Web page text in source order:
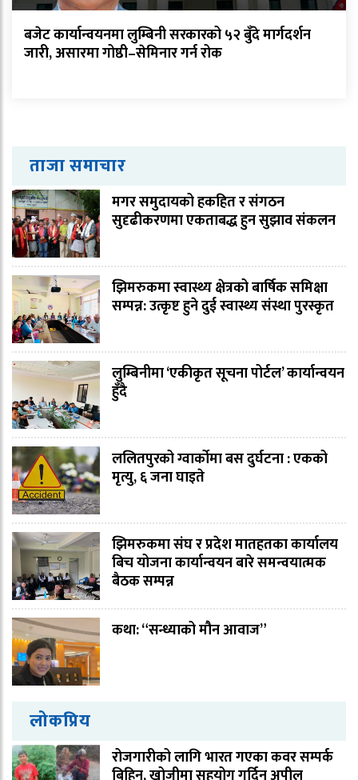
बजेट कार्यान्वयनमा लुम्बिनी सरकारको ५२ बुँदे मार्गदर्शन
जारी, असारमा गोष्ठी–सेमिनार गर्न रोक
ताजा समाचार
मगर समुदायको हकहित र संगठन
सुदृढीकरणमा एकताबद्ध हुन सुझाव संकलन
झिमरुकमा स्वास्थ्य क्षेत्रको बार्षिक समिक्षा
सम्पन्न: उत्कृष्ट हुने दुई स्वास्थ्य संस्था पुरस्कृत
लुम्बिनीमा ‘एकीकृत सूचना पोर्टल’ कार्यान्वयन
हुँदै
ललितपुरको ग्वार्कोमा बस दुर्घटना : एकको
मृत्यु, ६ जना घाइते
झिमरुकमा संघ र प्रदेश मातहतका कार्यालय
बिच योजना कार्यान्वयन बारे समन्वयात्मक
बैठक सम्पन्न
कथा: “सन्ध्याको मौन आवाज”
लोकप्रिय
रोजगारीको लागि भारत गएका कवर सम्पर्क